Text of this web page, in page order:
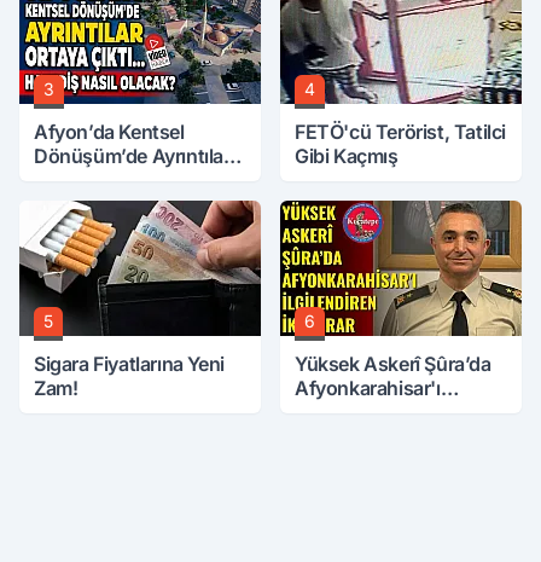
3
Afyon’da Kentsel
Dönüşüm’de Ayrıntılar
Nasıl Olacak?
4
FETÖ'cü Terörist, Tatilci
Gibi Kaçmış
5
Sigara Fiyatlarına Yeni
Zam!
6
Yüksek Askerî Şûra’da
Afyonkarahisar'ı